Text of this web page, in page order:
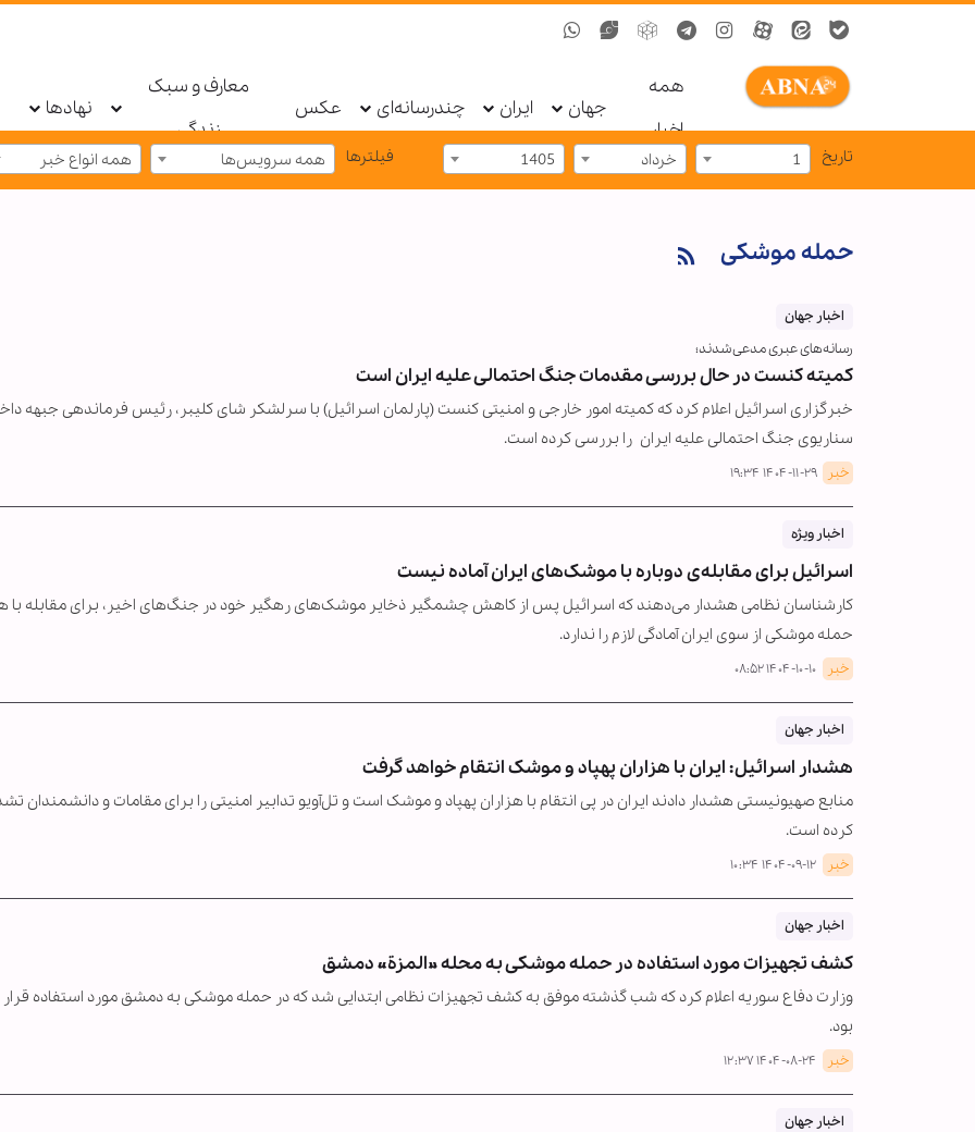
همه
اخبار
جهان ایران چندرسانه‌ای عکس
معارف و سبک
زندگی
نهادها
تاریخ 1 خرداد 1405 فیلترها همه سرویس‌ها همه انواع خبر
حمله موشکی
اخبار جهان
رسانه‌های عبری مدعی شدند؛
کمیته کنست در حال بررسی مقدمات جنگ احتمالی علیه ایران است
خبرگزاری اسرائیل اعلام کرد که کمیته امور خارجی و امنیتی کنست (پارلمان اسرائیل) با سرلشکر شای کلیبر، رئیس فرماندهی جبهه
سناریوی جنگ احتمالی علیه ایران را بررسی کرده است.
خبر ۱۴۰۴-۱۱-۲۹ ۱۹:۳۴
اخبار ویژه
اسرائیل برای مقابله‌ی دوباره با موشک‌های ایران آماده نیست
کارشناسان نظامی هشدار می‌دهند که اسرائیل پس از کاهش چشمگیر ذخایر موشک‌های رهگیر خود در جنگ‌های اخیر، برای مقابله با
حمله موشکی از سوی ایران آمادگی لازم را ندارد.
خبر ۱۴۰۴-۱۰-۱۰ ۰۸:۵۲
اخبار جهان
هشدار اسرائیل: ایران با هزاران پهپاد و موشک انتقام خواهد گرفت
منابع صهیونیستی هشدار دادند ایران در پی انتقام با هزاران پهپاد و موشک است و تل‌آویو تدابیر امنیتی را برای مقامات و دانشمندان
کرده است.
خبر ۱۴۰۴-۰۹-۱۲ ۱۰:۳۴
اخبار جهان
کشف تجهیزات مورد استفاده در حمله موشکی به محله »المزة« دمشق
وزارت دفاع سوریه اعلام کرد که شب گذشته موفق به کشف تجهیزات نظامی ابتدایی شد که در حمله موشکی به دمشق مورد استفاده قرار
بود.
خبر ۱۴۰۴-۰۸-۲۴ ۱۲:۳۷
اخبار جهان